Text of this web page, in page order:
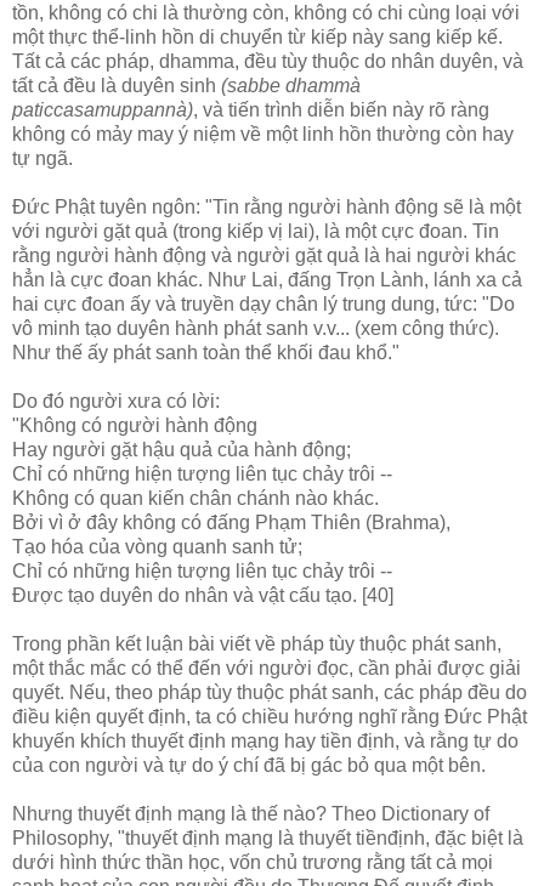
tồn, không có chi là thường còn, không có chi cùng loại với
một thực thể-linh hồn di chuyển từ kiếp này sang kiếp kế.
Tất cả các pháp, dhamma, đều tùy thuộc do nhân duyên, và
tất cả đều là duyên sinh (sabbe dhammà
paticcasamuppannà), và tiến trình diễn biến này rõ ràng
không có mảy may ý niệm về một linh hồn thường còn hay
tự ngã.
Ðức Phật tuyên ngôn: "Tin rằng người hành động sẽ là một
với người gặt quả (trong kiếp vị lai), là một cực đoan. Tin
rằng người hành động và người gặt quả là hai người khác
hẳn là cực đoan khác. Như Lai, đấng Trọn Lành, lánh xa cả
hai cực đoan ấy và truyền dạy chân lý trung dung, tức: "Do
vô minh tạo duyên hành phát sanh v.v... (xem công thức).
Như thế ấy phát sanh toàn thể khối đau khổ."
Do đó người xưa có lời:
"Không có người hành động
Hay người gặt hậu quả của hành động;
Chỉ có những hiện tượng liên tục chảy trôi --
Không có quan kiến chân chánh nào khác.
Bởi vì ở đây không có đấng Phạm Thiên (Brahma),
Tạo hóa của vòng quanh sanh tử;
Chỉ có những hiện tượng liên tục chảy trôi --
Ðược tạo duyên do nhân và vật cấu tạo. [40]
Trong phần kết luận bài viết về pháp tùy thuộc phát sanh,
một thắc mắc có thể đến với người đọc, cần phải được giải
quyết. Nếu, theo pháp tùy thuộc phát sanh, các pháp đều do
điều kiện quyết định, ta có chiều hướng nghĩ rằng Ðức Phật
khuyến khích thuyết định mạng hay tiền định, và rằng tự do
của con người và tự do ý chí đã bị gác bỏ qua một bên.
Nhưng thuyết định mạng là thế nào? Theo Dictionary of
Philosophy, "thuyết định mạng là thuyết tiềnđịnh, đặc biệt là
dưới hình thức thần học, vốn chủ trương rằng tất cả mọi